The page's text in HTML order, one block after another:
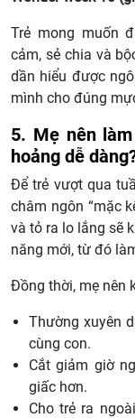
Trẻ mong muốn
cảm, sẻ chia và
dần hiểu được
mình cho đúng
5. Mẹ nên
hoảng dễ
Để trẻ vượt qua
châm ngôn “mặc
và tỏ ra lo lắng sẽ
năng mới, từ đó
Đồng thời, mẹ nên
Thường xuyên
cùng con.
Cắt giảm giờ
giấc hơn.
Cho trẻ ra